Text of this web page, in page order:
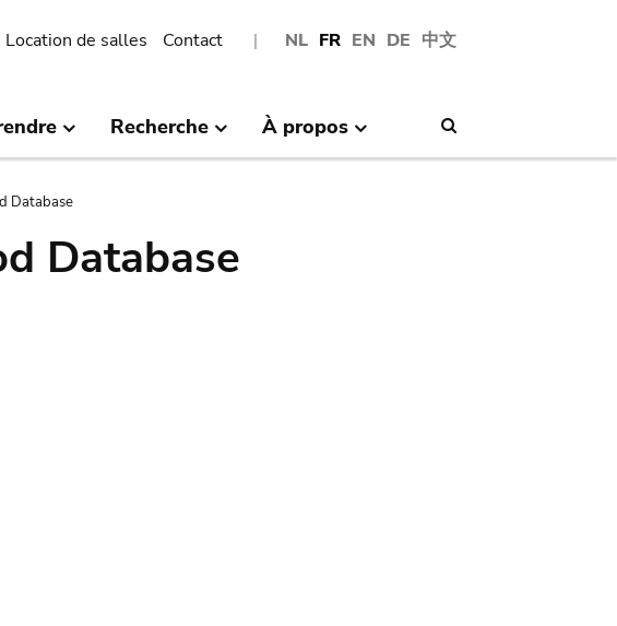
NL FR EN DE 中文
Location de salles Contact
Recherche À propos
Database
Database